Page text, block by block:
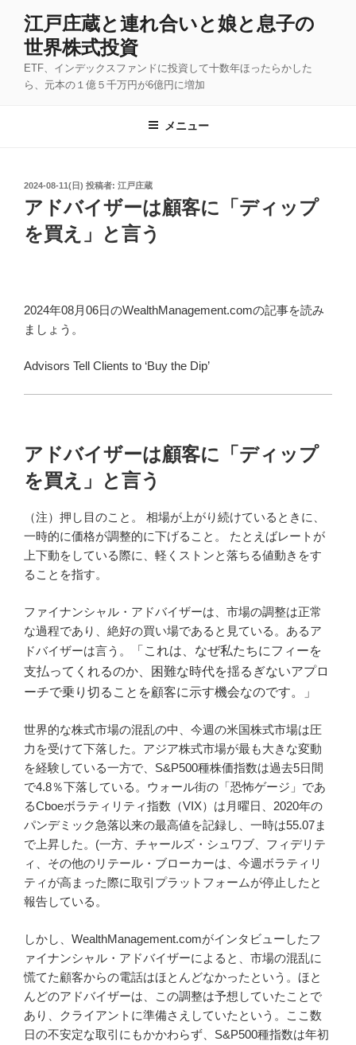
江戸庄蔵と連れ合いと娘と息子の
世界株式投資
ETF、インデックスファンドに投資して十数年ほったらかした
ら、元本の１億５千万円が6億円に増加
メニュー
投
稿
日:
2024-08-11(日) 投稿者: 江戸庄蔵
アドバイザーは顧客に「ディップ
を買え」と言う
2024年08月06日のWealthManagement.comの記事を読み
ましょう。
Advisors Tell Clients to ‘Buy the Dip’
アドバイザーは顧客に「ディップ
を買え」と言う
（注）押し目のこと。 相場が上がり続けているときに、
一時的に価格が調整的に下げること。 たとえばレートが
上下動をしている際に、軽くストンと落ちる値動きをす
ることを指す。
ファイナンシャル・アドバイザーは、市場の調整は正常
な過程であり、絶好の買い場であると見ている。あるア
ドバイザーは言う。
「 これは、なぜ私たちにフィーを
支払ってくれるのか、困難な時代を揺るぎないアプロ
ーチで乗り切ることを顧客に示す機会なのです。」
世界的な株式市場の混乱の中、今週の米国株式市場は圧
力を受けて下落した。アジア株式市場が最も大きな変動
を経験している一方で、S&P500種株価指数は過去5日間
で4.8％下落している。ウォール街の「恐怖ゲージ」であ
るCboeボラティリティ指数（VIX）は月曜日、2020年の
パンデミック急落以来の最高値を記録し、一時は55.07ま
で上昇した。(一方、チャールズ・シュワブ、フィデリテ
ィ、その他のリテール・ブローカーは、今週ボラティリ
ティが高まった際に取引プラットフォームが停止したと
報告している。
しかし、WealthManagement.comがインタビューしたフ
ァイナンシャル・アドバイザーによると、市場の混乱に
慌てた顧客からの電話はほとんどなかったという。ほと
んどのアドバイザーは、この調整は予想していたことで
あり、クライアントに準備さえしていたという。ここ数
日の不安定な取引にもかかわらず、S&P500種指数は年初